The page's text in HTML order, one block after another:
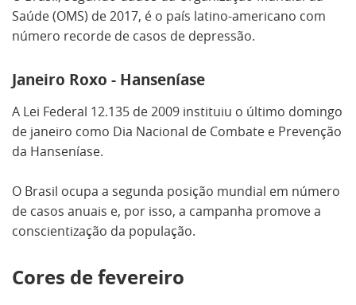
Saúde (OMS) de 2017, é o país latino-americano com
número recorde de casos de depressão.
Janeiro Roxo - Hanseníase
A Lei Federal 12.135 de 2009 instituiu o último domingo
de janeiro como Dia Nacional de Combate e Prevenção
da Hanseníase.
O Brasil ocupa a segunda posição mundial em número
de casos anuais e, por isso, a campanha promove a
conscientização da população.
Cores de fevereiro